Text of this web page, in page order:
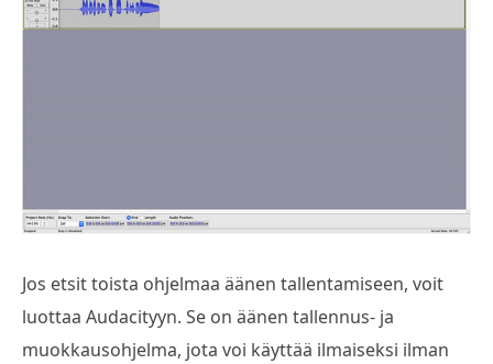
Jos etsit toista ohjelmaa äänen tallentamiseen, voit
luottaa Audacityyn. Se on äänen tallennus- ja
muokkausohjelma, jota voi käyttää ilmaiseksi ilman